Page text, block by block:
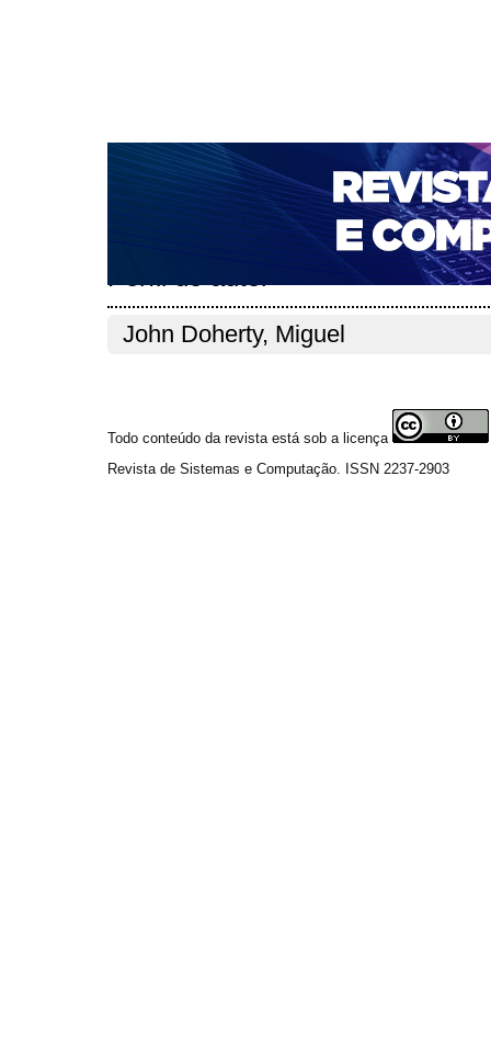
CAPA SOBRE ACESSO CADASTRO
NOTÍCIAS
PORTAL DE REVISTAS DA UNIFACS
PARA AVALIADORES
NOVA SUBMISSÃO
John Doherty, Miguel
Todo conteúdo da revista está sob a licença
Revista de Sistemas e Computação. ISSN 2237-2903